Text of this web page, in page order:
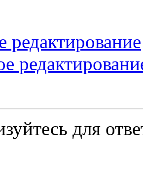
редактирование
для